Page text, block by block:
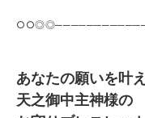
あなたの願いを叶
天之御中主神様の